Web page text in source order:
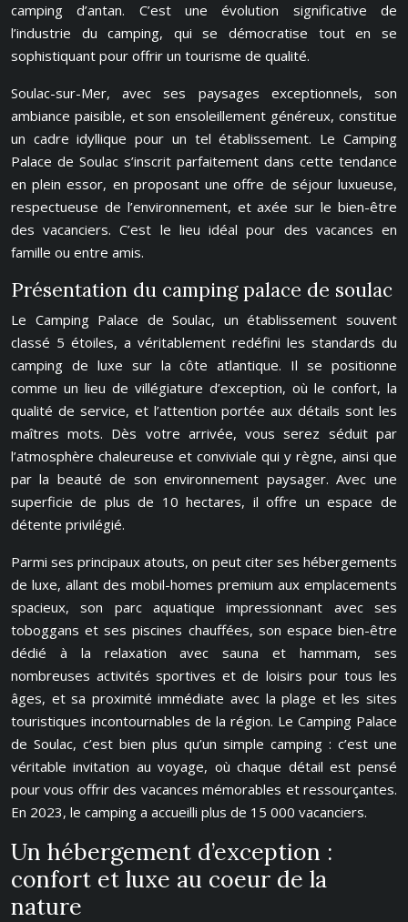
camping d’antan. C’est une évolution significative de
l’industrie du camping, qui se démocratise tout en se
sophistiquant pour offrir un tourisme de qualité.
Soulac-sur-Mer, avec ses paysages exceptionnels, son
ambiance paisible, et son ensoleillement généreux, constitue
un cadre idyllique pour un tel établissement. Le Camping
Palace de Soulac s’inscrit parfaitement dans cette tendance
en plein essor, en proposant une offre de séjour luxueuse,
respectueuse de l’environnement, et axée sur le bien-être
des vacanciers. C’est le lieu idéal pour des vacances en
famille ou entre amis.
Présentation du camping palace de soulac
Le Camping Palace de Soulac, un établissement souvent
classé 5 étoiles, a véritablement redéfini les standards du
camping de luxe sur la côte atlantique. Il se positionne
comme un lieu de villégiature d’exception, où le confort, la
qualité de service, et l’attention portée aux détails sont les
maîtres mots. Dès votre arrivée, vous serez séduit par
l’atmosphère chaleureuse et conviviale qui y règne, ainsi que
par la beauté de son environnement paysager. Avec une
superficie de plus de 10 hectares, il offre un espace de
détente privilégié.
Parmi ses principaux atouts, on peut citer ses hébergements
de luxe, allant des mobil-homes premium aux emplacements
spacieux, son parc aquatique impressionnant avec ses
toboggans et ses piscines chauffées, son espace bien-être
dédié à la relaxation avec sauna et hammam, ses
nombreuses activités sportives et de loisirs pour tous les
âges, et sa proximité immédiate avec la plage et les sites
touristiques incontournables de la région. Le Camping Palace
de Soulac, c’est bien plus qu’un simple camping : c’est une
véritable invitation au voyage, où chaque détail est pensé
pour vous offrir des vacances mémorables et ressourçantes.
En 2023, le camping a accueilli plus de 15 000 vacanciers.
Un hébergement d’exception :
confort et luxe au coeur de la
nature